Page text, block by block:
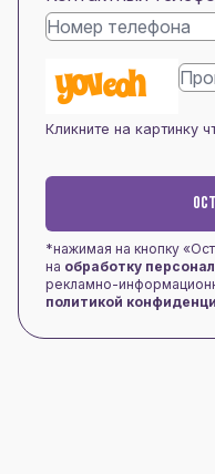
Кликните на картинку
*нажимая на кнопку
на обработку
рекламно-
политикой